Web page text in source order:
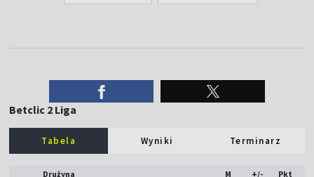
Betclic 2 Liga
Tabela Wyniki Terminarz
Drużyna M +/- Pkt